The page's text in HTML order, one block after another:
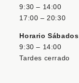
9:30 – 14:00
17:00 – 20:30
Horario Sábados
9:30 – 14:00
Tardes cerrado